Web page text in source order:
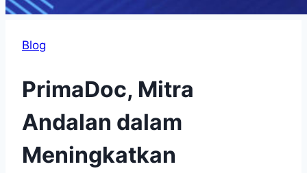
Blog
PrimaDoc, Mitra
Andalan dalam
Meningkatkan